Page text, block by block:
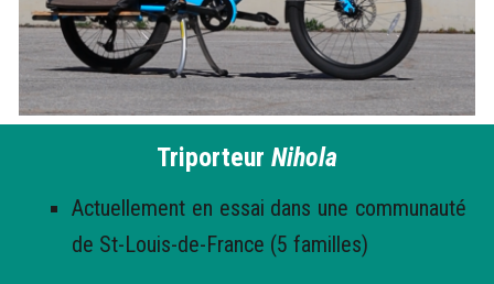
Triporteur Nihola
Actuellement en essai dans une communauté
de St-Louis-de-France (5 familles)